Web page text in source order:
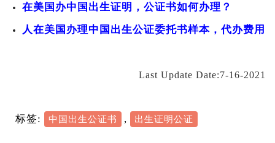
在美国办中国出生证明，公证书如何办理？
人在美国办理中国出生公证委托书样本，代办费用
Last Update Date:7-16-2021
标签: 中国出生公证书 , 出生证明公证